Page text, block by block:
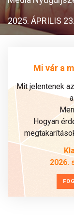
2025. ÁPRILIS 23.
Mi vár a
Mit jelentenek
Hogyan
2026.